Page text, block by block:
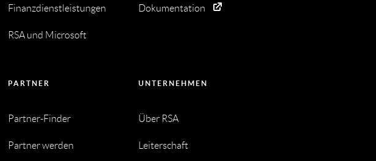
Finanzdienstleistungen
RSA und Microsoft
Dokumentation
PARTNER
Partner-Finder
Partner werden
UNTERNEHMEN
Über RSA
Leiterschaft